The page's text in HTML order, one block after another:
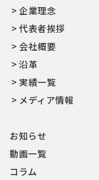
企業理念
代表者挨拶
会社概要
沿革
実績一覧
メディア情報
お知らせ
動画一覧
コラム